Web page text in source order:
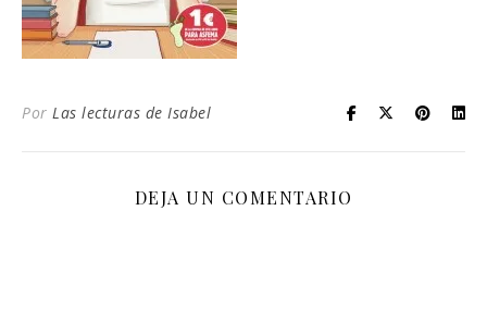
Por Las lecturas de Isabel
DEJA UN COMENTARIO